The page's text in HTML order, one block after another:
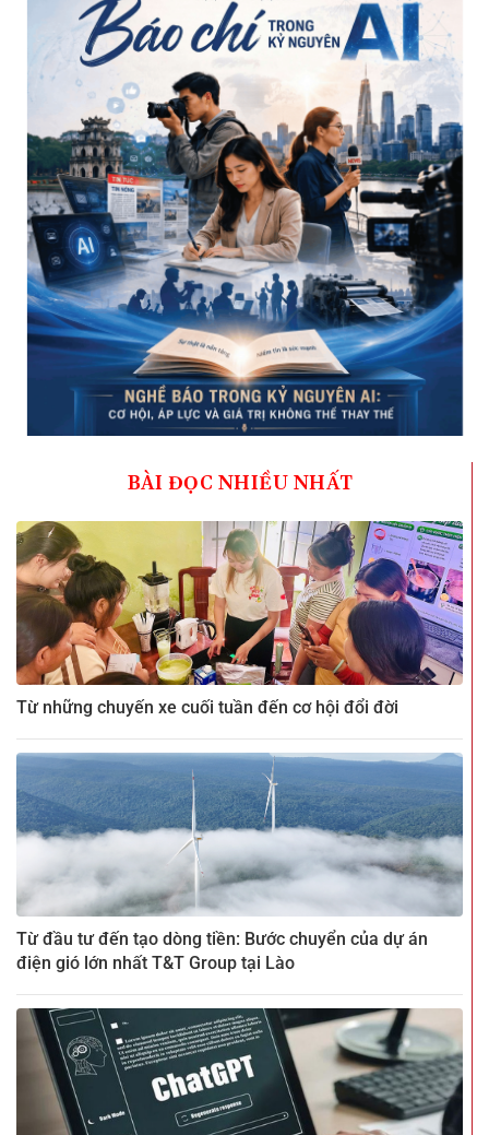
BÀI ĐỌC NHIỀU NHẤT
Từ những chuyến xe cuối tuần đến cơ hội đổi đời
Từ đầu tư đến tạo dòng tiền: Bước chuyển của dự án
điện gió lớn nhất T&T Group tại Lào